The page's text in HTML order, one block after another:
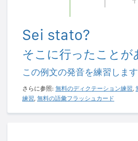
Sei stato?
そこに行ったことが
この例文の発音を練習します
さらに参照: 無料のディクテーション練習,
練習, 無料の語彙フラッシュカード